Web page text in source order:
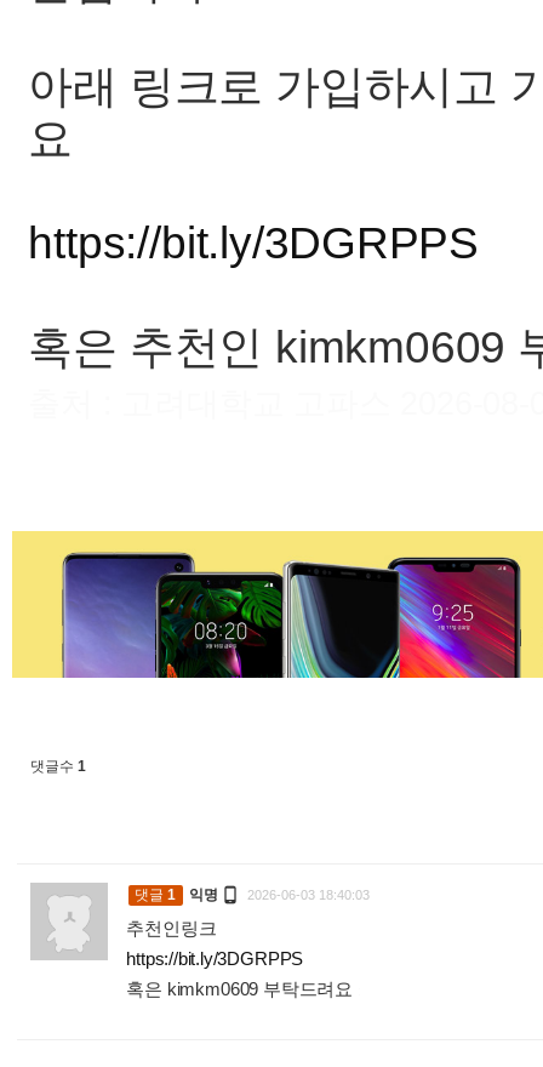
아래 링크로 가입하시고
요
https://bit.ly/3DGRPPS
혹은 추천인 kimkm0609
댓글수 1
댓글 1 익명  2026-06-03 18:40:03
추천인링크
https://bit.ly/3DGRPPS
혹은 kimkm0609 부탁드려요